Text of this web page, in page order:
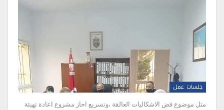
جلسات عمل
مثل موضوع فض الاشكاليات العالقة ،وتسريع احاز مشروع اعادة تهيئة